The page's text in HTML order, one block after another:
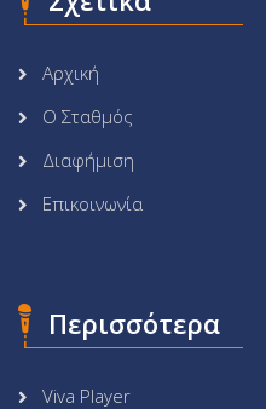
Αρχική
Ο Σταθμός
Διαφήμιση
Επικοινωνία
Περισσότερα
Viva Player